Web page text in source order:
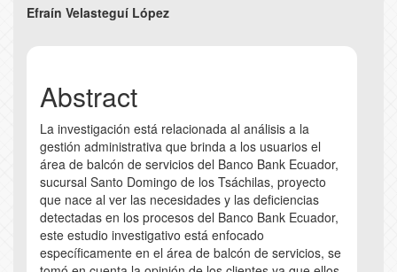
Efraín Velasteguí López
Abstract
La investigación está relacionada al análisis a la
gestión administrativa que brinda a los usuarios el
área de balcón de servicios del Banco Bank Ecuador,
sucursal Santo Domingo de los Tsáchilas, proyecto
que nace al ver las necesidades y las deficiencias
detectadas en los procesos del Banco Bank Ecuador,
este estudio investigativo está enfocado
específicamente en el área de balcón de servicios, se